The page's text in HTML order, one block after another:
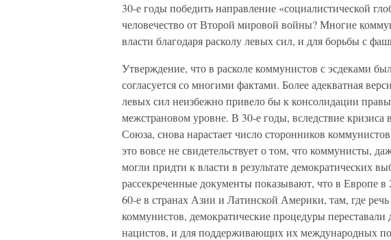
30-е годы победить направление «социалистической
человечество от Второй мировой войны? Многие
власти благодаря расколу левых сил, и для борьбы с
Утверждение, что в расколе коммунистов с эсдеками
согласуется со многими фактами. Более адекватная
левых сил неизбежно привело бы к консолидации
межстрановом уровне. В 30-е годы, вследствие кризиса
Союза, снова нарастает число сторонников
это вовсе не свидетельствует о том, что коммунисты,
могли придти к власти в результате демократических
рассекреченные документы показывают, что в Европе
60-е в странах Азии и Латинской Америки, там, где
коммунистов, демократические процедуры переставали
нацистов, и для поддерживающих их международных